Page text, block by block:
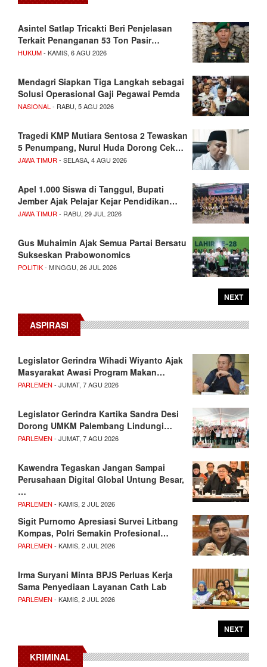
Asintel Satlap Tricakti Beri Penjelasan
Terkait Penanganan 53 Ton Pasir…
HUKUM- KAMIS, 6 AGU 2026
Mendagri Siapkan Tiga Langkah sebagai
Solusi Operasional Gaji Pegawai Pemda
NASIONAL- RABU, 5 AGU 2026
Tragedi KMP Mutiara Sentosa 2 Tewaskan
5 Penumpang, Nurul Huda Dorong Cek…
JAWA TIMUR- SELASA, 4 AGU 2026
Apel 1.000 Siswa di Tanggul, Bupati
Jember Ajak Pelajar Kejar Pendidikan…
JAWA TIMUR- RABU, 29 JUL 2026
Gus Muhaimin Ajak Semua Partai Bersatu
Sukseskan Prabowonomics
POLITIK- MINGGU, 26 JUL 2026
NEXT
ASPIRASI
Legislator Gerindra Wihadi Wiyanto Ajak
Masyarakat Awasi Program Makan…
PARLEMEN - JUMAT, 7 AGU 2026
Legislator Gerindra Kartika Sandra Desi
Dorong UMKM Palembang Lindungi…
PARLEMEN - JUMAT, 7 AGU 2026
Kawendra Tegaskan Jangan Sampai
Perusahaan Digital Global Untung Besar,
…
PARLEMEN - KAMIS, 2 JUL 2026
Sigit Purnomo Apresiasi Survei Litbang
Kompas, Polri Semakin Profesional…
PARLEMEN - KAMIS, 2 JUL 2026
Irma Suryani Minta BPJS Perluas Kerja
Sama Penyediaan Layanan Cath Lab
PARLEMEN - KAMIS, 2 JUL 2026
NEXT
KRIMINAL